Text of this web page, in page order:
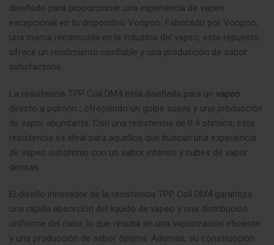
diseñado para proporcionar una experiencia de vapeo
excepcional en tu dispositivo Voopoo. Fabricado por Voopoo,
una marca reconocida en la industria del vapeo, este repuesto
ofrece un rendimiento confiable y una producción de sabor
satisfactoria.
La resistencia TPP Coil DM4 está diseñada para un vapeo
directo a pulmón , ofreciendo un golpe suave y una producción
de vapor abundante. Con una resistencia de 0.4 ohmios, esta
resistencia es ideal para aquellos que buscan una experiencia
de vapeo subohmio con un sabor intenso y nubes de vapor
densas.
El diseño innovador de la resistencia TPP Coil DM4 garantiza
una rápida absorción del líquido de vapeo y una distribución
uniforme del calor, lo que resulta en una vaporización eficiente
y una producción de sabor óptima. Además, su construcción